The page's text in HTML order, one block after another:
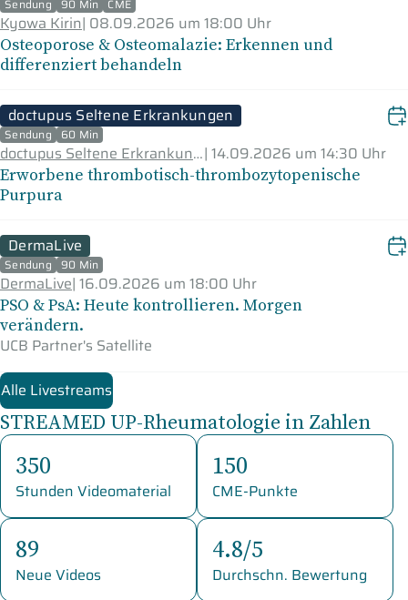
Sendung 90 Min CME
Kyowa Kirin| 08.09.2026 um 18:00 Uhr
Osteoporose & Osteomalazie: Erkennen und
differenziert behandeln
doctupus Seltene Erkrankungen
Sendung 60 Min
doctupus Seltene Erkrankungen| 14.09.2026 um 14:30 Uhr
Erworbene thrombotisch-thrombozytopenische
Purpura
DermaLive
Sendung 90 Min
DermaLive| 16.09.2026 um 18:00 Uhr
PSO & PsA: Heute kontrollieren. Morgen
verändern.
UCB Partner's Satellite
Alle Livestreams
STREAMED UP-Rheumatologie in Zahlen
350
Stunden Videomaterial
150
CME-Punkte
89
Neue Videos
4.8/5
Durchschn. Bewertung